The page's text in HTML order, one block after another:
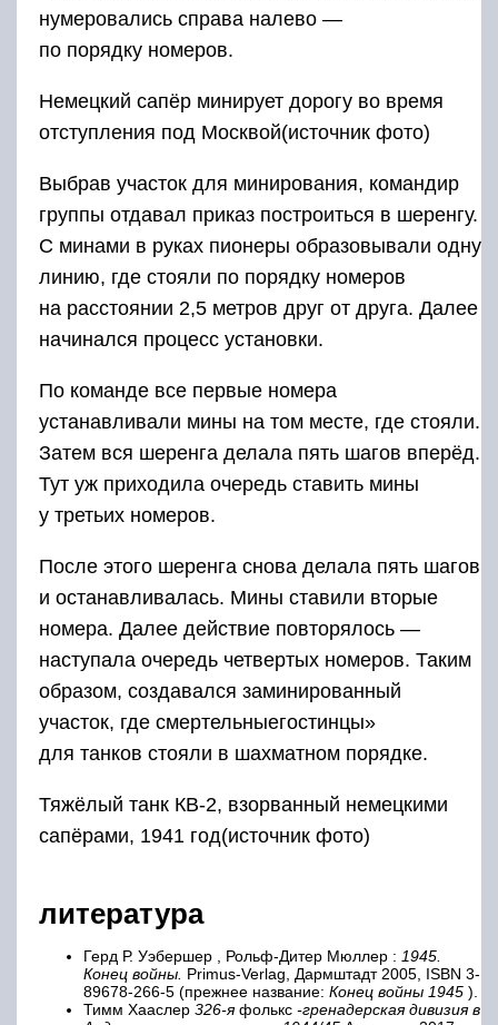
нумеровались справа налево —
по порядку номеров.
Немецкий сапёр минирует дорогу во время
отступления под Москвой(источник фото)
Выбрав участок для минирования, командир
группы отдавал приказ построиться в шеренгу.
С минами в руках пионеры образовывали одну
линию, где стояли по порядку номеров
на расстоянии 2,5 метров друг от друга. Далее
начинался процесс установки.
По команде все первые номера
устанавливали мины на том месте, где стояли.
Затем вся шеренга делала пять шагов вперёд.
Тут уж приходила очередь ставить мины
у третьих номеров.
После этого шеренга снова делала пять шагов
и останавливалась. Мины ставили вторые
номера. Далее действие повторялось —
наступала очередь четвертых номеров. Таким
образом, создавался заминированный
участок, где смертельныегостинцы»
для танков стояли в шахматном порядке.
Тяжёлый танк КВ-2, взорванный немецкими
сапёрами, 1941 год(источник фото)
литература
Герд Р. Уэбершер , Рольф-Дитер Мюллер : 1945.
Конец войны. Primus-Verlag, Дармштадт 2005, ISBN 3-
89678-266-5 (прежнее название: Конец войны 1945 ).
Тимм Хааслер 326-яфолькс -гренадерская дивизия в